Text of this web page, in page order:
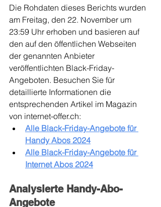
Die Rohdaten dieses Berichts wurden
am Freitag, den 22. November um
23:59 Uhr erhoben und basieren auf
den auf den öffentlichen Webseiten
der genannten Anbieter
veröffentlichten Black-Friday-
Angeboten. Besuchen Sie für
detaillierte Informationen die
entsprechenden Artikel im Magazin
von internet-offer.ch:
Alle Black-Friday-Angebote für
Handy Abos 2024
Alle Black-Friday-Angebote für
Internet Abos 2024
Analysierte Handy-Abo-
Angebote